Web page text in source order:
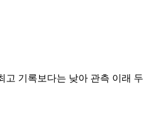
고 기록보다는 낮아 관측 이래 두